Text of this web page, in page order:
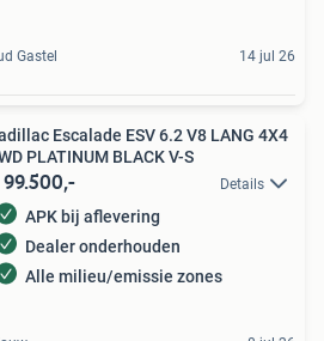
Gastel 14 jul 26
Escalade ESV 6.2 V8 LANG 4X4
PLATINUM BLACK V-S
Details
APK bij aflevering
Dealer onderhouden
Alle milieu/emissie zones